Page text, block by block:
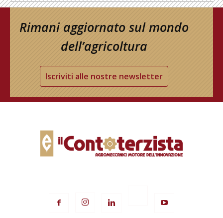
Rimani aggiornato sul mondo
dell’agricoltura
Iscriviti alle nostre newsletter